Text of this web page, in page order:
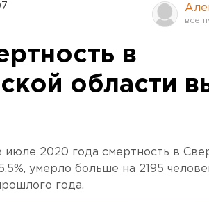
в
области
июле 2020 года смертность в
умерло больше на 2195
года.